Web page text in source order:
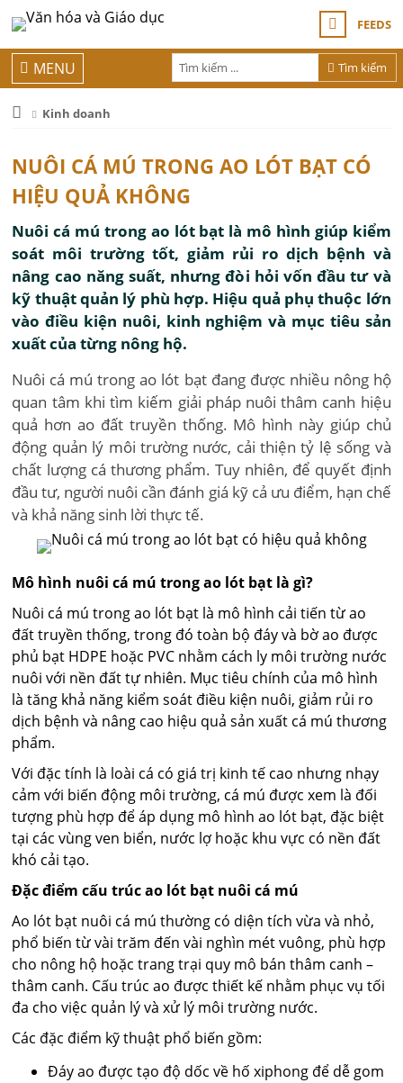
FEEDS
Tìm kiếm
MENU
Kinh doanh
NUÔI CÁ MÚ TRONG AO LÓT BẠT CÓ
HIỆU QUẢ KHÔNG
Nuôi cá mú trong ao lót bạt là mô hình giúp kiểm
soát môi trường tốt, giảm rủi ro dịch bệnh và
nâng cao năng suất, nhưng đòi hỏi vốn đầu tư và
kỹ thuật quản lý phù hợp. Hiệu quả phụ thuộc lớn
vào điều kiện nuôi, kinh nghiệm và mục tiêu sản
xuất của từng nông hộ.
Nuôi cá mú trong ao lót bạt đang được nhiều nông hộ
quan tâm khi tìm kiếm giải pháp nuôi thâm canh hiệu
quả hơn ao đất truyền thống. Mô hình này giúp chủ
động quản lý môi trường nước, cải thiện tỷ lệ sống và
chất lượng cá thương phẩm. Tuy nhiên, để quyết định
đầu tư, người nuôi cần đánh giá kỹ cả ưu điểm, hạn chế
và khả năng sinh lời thực tế.
Mô hình nuôi cá mú trong ao lót bạt là gì?
Nuôi cá mú trong ao lót bạt là mô hình cải tiến từ ao
đất truyền thống, trong đó toàn bộ đáy và bờ ao được
phủ bạt HDPE hoặc PVC nhằm cách ly môi trường nước
nuôi với nền đất tự nhiên. Mục tiêu chính của mô hình
là tăng khả năng kiểm soát điều kiện nuôi, giảm rủi ro
dịch bệnh và nâng cao hiệu quả sản xuất cá mú thương
phẩm.
Với đặc tính là loài cá có giá trị kinh tế cao nhưng nhạy
cảm với biến động môi trường, cá mú được xem là đối
tượng phù hợp để áp dụng mô hình ao lót bạt, đặc biệt
tại các vùng ven biển, nước lợ hoặc khu vực có nền đất
khó cải tạo.
Đặc điểm cấu trúc ao lót bạt nuôi cá mú
Ao lót bạt nuôi cá mú thường có diện tích vừa và nhỏ,
phổ biến từ vài trăm đến vài nghìn mét vuông, phù hợp
cho nông hộ hoặc trang trại quy mô bán thâm canh –
thâm canh. Cấu trúc ao được thiết kế nhằm phục vụ tối
đa cho việc quản lý và xử lý môi trường nước.
Các đặc điểm kỹ thuật phổ biến gồm:
Đáy ao được tạo độ dốc về hố xiphong để dễ gom